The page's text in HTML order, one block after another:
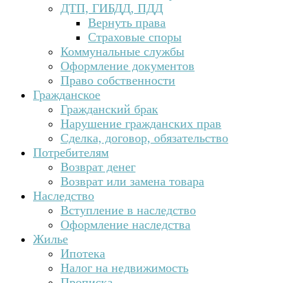
ДТП, ГИБДД, ПДД
Вернуть права
Страховые споры
Коммунальные службы
Оформление документов
Право собственности
Гражданское
Гражданский брак
Нарушение гражданских прав
Сделка, договор, обязательство
Потребителям
Возврат денег
Возврат или замена товара
Наследство
Вступление в наследство
Оформление наследства
Жилье
Ипотека
Налог на недвижимость